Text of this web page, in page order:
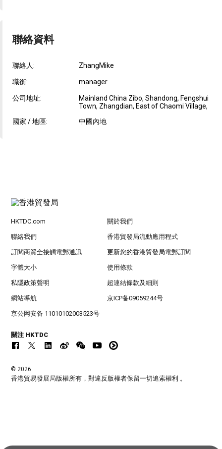
聯絡資料
聯絡人: ZhangMike
職銜: manager
公司地址:
Mainland China Zibo, Shandong, Fengshui
Town, Zhangdian, East of Chaomi Village,
國家 / 地區:
中國內地
HKTDC.com 關於我們
聯絡我們 香港貿發局流動應用程式
訂閱商貿全接觸電郵通訊 更新您的香港貿發局電郵訂閱
字體大小 使用條款
私隱政策聲明 超連結條款及細則
網站導航 京ICP备09059244号
京公网安备 11010102003523号
關注 HKTDC
© 2026
香港貿易發展局版權所有，對違反版權者保留一切追索權利 。